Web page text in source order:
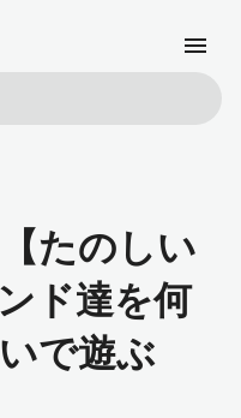
menu
たのしい
ド達を何
で遊ぶ